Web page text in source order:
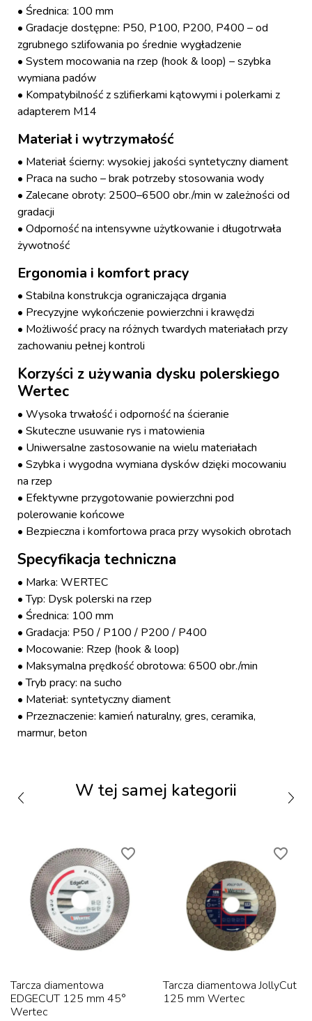
• Średnica: 100 mm
• Gradacje dostępne: P50, P100, P200, P400 – od
zgrubnego szlifowania po średnie wygładzenie
• System mocowania na rzep (hook & loop) – szybka
wymiana padów
• Kompatybilność z szlifierkami kątowymi i polerkami z
adapterem M14
Materiał i wytrzymałość
• Materiał ścierny: wysokiej jakości syntetyczny diament
• Praca na sucho – brak potrzeby stosowania wody
• Zalecane obroty: 2500–6500 obr./min w zależności od
gradacji
• Odporność na intensywne użytkowanie i długotrwała
żywotność
Ergonomia i komfort pracy
• Stabilna konstrukcja ograniczająca drgania
• Precyzyjne wykończenie powierzchni i krawędzi
• Możliwość pracy na różnych twardych materiałach przy
zachowaniu pełnej kontroli
Korzyści z używania dysku polerskiego
Wertec
• Wysoka trwałość i odporność na ścieranie
• Skuteczne usuwanie rys i matowienia
• Uniwersalne zastosowanie na wielu materiałach
• Szybka i wygodna wymiana dysków dzięki mocowaniu
na rzep
• Efektywne przygotowanie powierzchni pod
polerowanie końcowe
• Bezpieczna i komfortowa praca przy wysokich obrotach
Specyfikacja techniczna
• Marka: WERTEC
• Typ: Dysk polerski na rzep
• Średnica: 100 mm
• Gradacja: P50 / P100 / P200 / P400
• Mocowanie: Rzep (hook & loop)
• Maksymalna prędkość obrotowa: 6500 obr./min
• Tryb pracy: na sucho
• Materiał: syntetyczny diament
• Przeznaczenie: kamień naturalny, gres, ceramika,
marmur, beton
W tej samej kategorii
favorite_border
Tarcza diamentowa
EDGECUT 125 mm 45°
Wertec
favorite_border
Tarcza diamentowa JollyCut
125 mm Wertec